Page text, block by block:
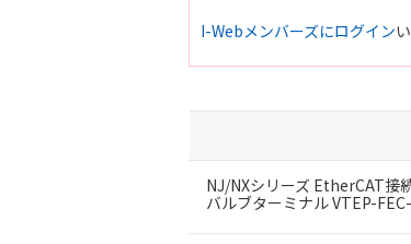
I-Webメンバーズにログイン
NJ/NXシリーズ EtherCAT接
バルブターミナル